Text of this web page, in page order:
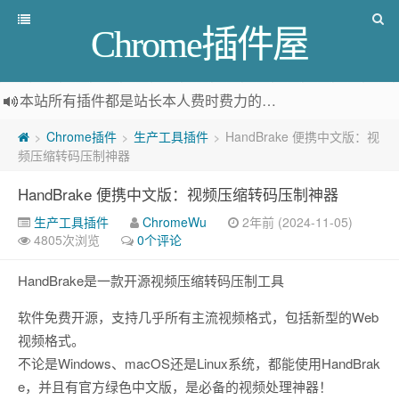
Chrome插件屋
本站所有插件都是站长本人费时费力的人工筛选推荐
> Chrome插件 > 生产工具插件 > HandBrake 便携中文版：视
频压缩转码压制神器
HandBrake 便携中文版：视频压缩转码压制神器
生产工具插件 ChromeWu
2年前 (2024-11-05)
4805次浏览
0个评论
HandBrake是一款开源视频压缩转码压制工具
软件免费开源，支持几乎所有主流视频格式，包括新型的Web
视频格式。
不论是Windows、macOS还是Linux系统，都能使用HandBrak
e，并且有官方绿色中文版，是必备的视频处理神器！